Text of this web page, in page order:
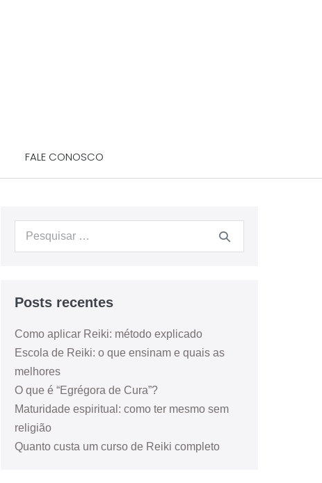
FALE CONOSCO
Posts recentes
Como aplicar Reiki: método explicado
Escola de Reiki: o que ensinam e quais as
melhores
O que é “Egrégora de Cura”?
Maturidade espiritual: como ter mesmo sem
religião
Quanto custa um curso de Reiki completo